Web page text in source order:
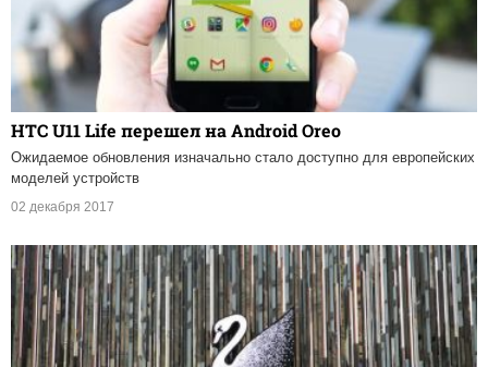
HTC U11 Life перешел на Android Oreo
Ожидаемое обновления изначально стало доступно для европейских
моделей устройств
02 декабря 2017